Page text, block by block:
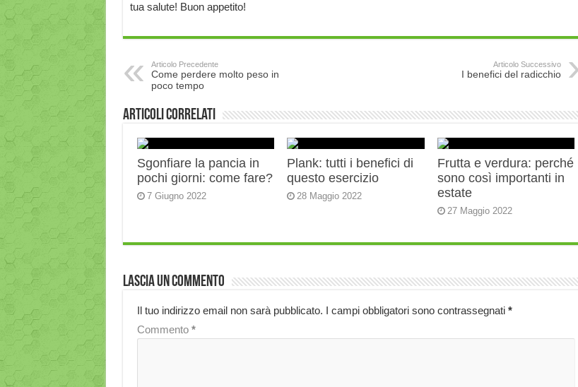
tua salute! Buon appetito!
Articolo Precedente
Come perdere molto peso in
poco tempo
Articolo Successivo
I benefici del radicchio
Articoli correlati
Sgonfiare la pancia in
pochi giorni: come fare?
7 Giugno 2022
Plank: tutti i benefici di
questo esercizio
28 Maggio 2022
Frutta e verdura: perché
sono così importanti in
estate
27 Maggio 2022
Lascia un commento
Il tuo indirizzo email non sarà pubblicato. I campi obbligatori sono contrassegnati *
Commento *